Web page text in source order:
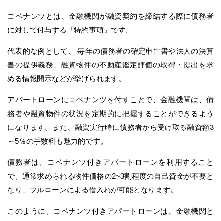
コベナンツとは、金融機関が融資契約を締結する際に債務者
に対して付与する「特約事項」です。
代表的な例として、 毎年の債務者の確定申告書や法人の決算
書の提供義務、融資物件の不動産鑑定評価の取得・提出を求
める情報開示などが挙げられます。
アパートローンにコベナンツを付すことで、金融機関は、債
務者や融資物件の状況を定期的に把握することができるよう
になります。また、融資実行時に債務者から受け取る融資額3
～5％の手数料も魅力的です。
債務者は、コベナンツ付きアパートローンを利用すること
で、通常求められる物件価格の2~3割程度の自己資金が不要と
なり、フルローンによる借入れが可能となります。
このように、コベナンツ付きアパートローンは、金融機関と